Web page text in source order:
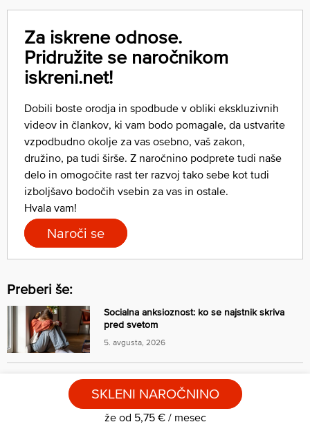
Za iskrene odnose.
Pridružite se naročnikom
iskreni.net!
Dobili boste orodja in spodbude v obliki ekskluzivnih
videov in člankov, ki vam bodo pomagale, da ustvarite
vzpodbudno okolje za vas osebno, vaš zakon,
družino, pa tudi širše. Z naročnino podprete tudi naše
delo in omogočite rast ter razvoj tako sebe kot tudi
izboljšavo bodočih vsebin za vas in ostale.
Hvala vam!
Naroči se
Preberi še:
Socialna anksioznost: ko se najstnik skriva
pred svetom
5. avgusta, 2026
Dr. Mihael in Marinka Černetič: “Samo sedanji
trenutek je tista točka, kjer se življenje v
2. avgusta, 2026
SKLENI NAROČNINO
že od 5,75 € / mesec